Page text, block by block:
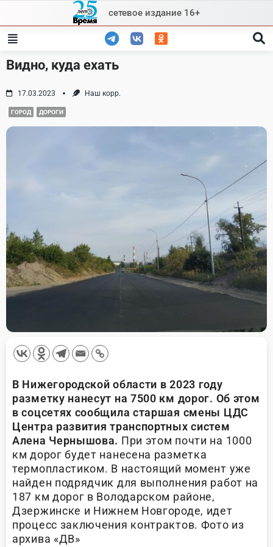
content
сетевое издание 16+
Видно, куда ехать
17.03.2023 Наш корр.
ГОРОД ДОРОГИ
В Нижегородской области в 2023 году
разметку нанесут на 7500 км дорог. Об этом
в соцсетях сообщила старшая смены ЦДС
Центра развития транспортных систем
Алена Чернышова. При этом почти на 1000
км дорог будет нанесена разметка
термопластиком. В настоящий момент уже
найден подрядчик для выполнения работ на
187 км дорог в Володарском районе,
Дзержинске и Нижнем Новгороде, идет
процесс заключения контрактов. Фото из
архива «ДВ»